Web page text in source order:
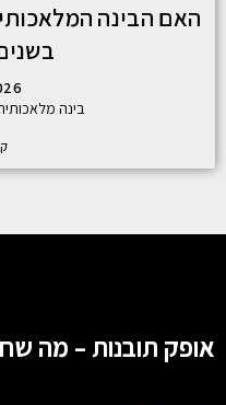
האם הבינה
בינה מלאכותית
אופק תובנות – מה